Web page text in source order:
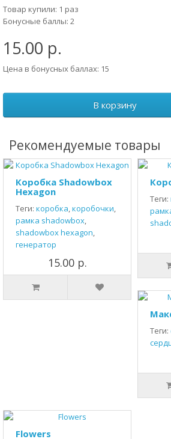
Товар купили: 1 раз
Бонусные баллы: 2
15.00 р.
Цена в бонусных баллах: 15
В корзину
Рекомендуемые товары
Коробка Shadowbox
Hexagon
Теги: коробка,коробочки,
рамка shadowbox,
shadowbox hexagon,
генератор
15.00 р.
Теги:
Теги:
Flowers